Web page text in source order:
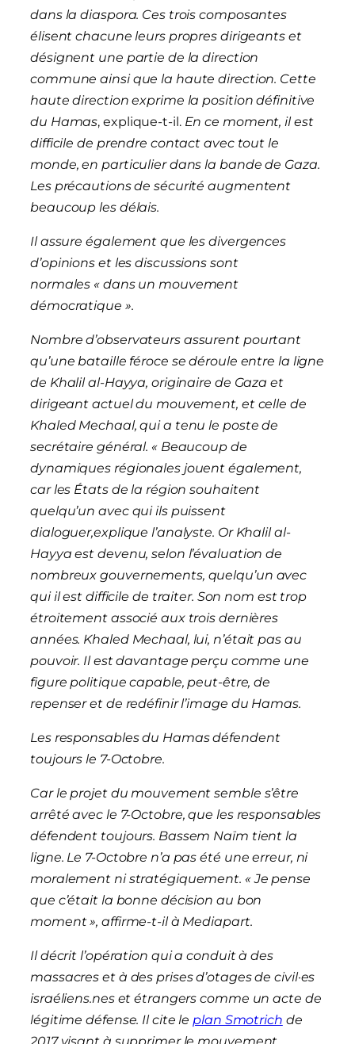
dans la diaspora. Ces trois composantes
élisent chacune leurs propres dirigeants et
désignent une partie de la direction
commune ainsi que la haute direction. Cette
haute direction exprime la position définitive
du Hamas, explique-t-il. En ce moment, il est
difficile de prendre contact avec tout le
monde, en particulier dans la bande de Gaza.
Les précautions de sécurité augmentent
beaucoup les délais.
Il assure également que les divergences
d’opinions et les discussions sont
normales « dans un mouvement
démocratique ».
Nombre d’observateurs assurent pourtant
qu’une bataille féroce se déroule entre la ligne
de Khalil al-Hayya, originaire de Gaza et
dirigeant actuel du mouvement, et celle de
Khaled Mechaal, qui a tenu le poste de
secrétaire général. « Beaucoup de
dynamiques régionales jouent également,
car les États de la région souhaitent
quelqu’un avec qui ils puissent
dialoguer,explique l’analyste. Or Khalil al-
Hayya est devenu, selon l’évaluation de
nombreux gouvernements, quelqu’un avec
qui il est difficile de traiter. Son nom est trop
étroitement associé aux trois dernières
années. Khaled Mechaal, lui, n’était pas au
pouvoir. Il est davantage perçu comme une
figure politique capable, peut-être, de
repenser et de redéfinir l’image du Hamas.
Les responsables du Hamas défendent
toujours le 7-Octobre.
Car le projet du mouvement semble s’être
arrêté avec le 7-Octobre, que les responsables
défendent toujours. Bassem Naïm tient la
ligne. Le 7-Octobre n’a pas été une erreur, ni
moralement ni stratégiquement. « Je pense
que c’était la bonne décision au bon
moment », affirme-t-il à Mediapart.
Il décrit l’opération qui a conduit à des
massacres et à des prises d’otages de civil·es
israéliens.nes et étrangers comme un acte de
légitime défense. Il cite leplan Smotrich de